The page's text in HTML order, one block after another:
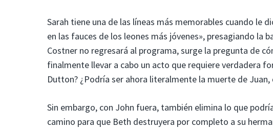
Sarah tiene una de las líneas más memorables cuando le
en las fauces de los leones más jóvenes», presagiando la
Costner no regresará al programa, surge la pregunta de
finalmente llevar a cabo un acto que requiere verdadera
Dutton? ¿Podría ser ahora literalmente la muerte de
Sin embargo, con John fuera, también elimina lo que
camino para que Beth destruyera por completo a su